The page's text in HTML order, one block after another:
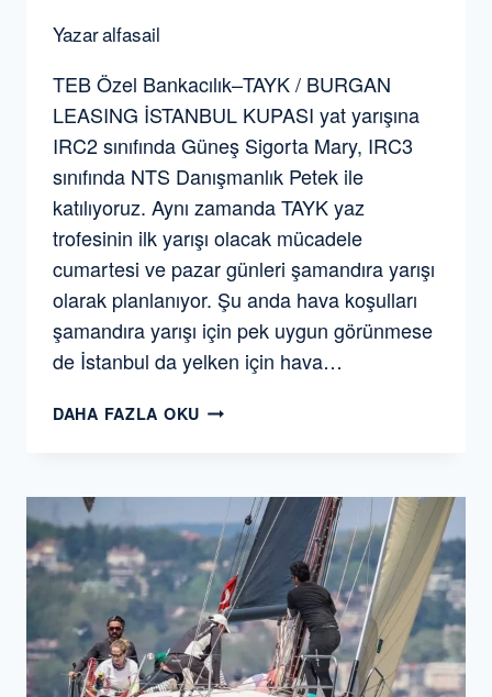
Yazaralfasail
TEB Özel Bankacılık–TAYK / BURGAN
LEASING İSTANBUL KUPASI yat yarışına
IRC2 sınıfında Güneş Sigorta Mary, IRC3
sınıfında NTS Danışmanlık Petek ile
katılıyoruz. Aynı zamanda TAYK yaz
trofesinin ilk yarışı olacak mücadele
cumartesi ve pazar günleri şamandıra yarışı
olarak planlanıyor. Şu anda hava koşulları
şamandıra yarışı için pek uygun görünmese
de İstanbul da yelken için hava…
DAHA FAZLA OKU TEB
BURGAN
LEASING
İSTANBUL
KUPASI
2019